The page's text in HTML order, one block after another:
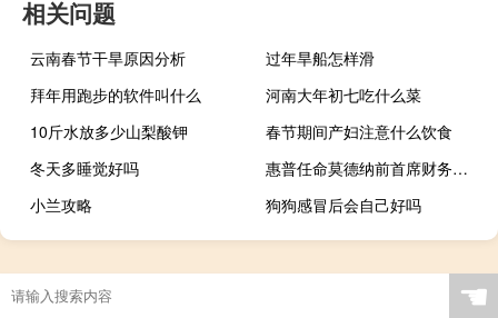
相关问题
云南春节干旱原因分析
过年旱船怎样滑
拜年用跑步的软件叫什么
河南大年初七吃什么菜
10斤水放多少山梨酸钾
春节期间产妇注意什么饮食
冬天多睡觉好吗
惠普任命莫德纳前首席财务官David Meline为其董事会成员
小兰攻略
狗狗感冒后会自己好吗
☚